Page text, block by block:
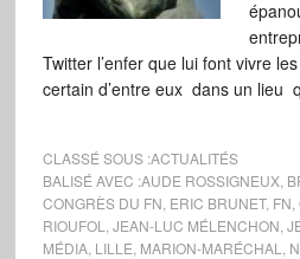
Twitter l’enfer que lui font vivre
certain d’entre eux dans un lieu
CLASSÉ SOUS :ACTUALITÉS
BALISÉ AVEC :AUDE ROSSIGNEUX,
CONGRÈS DU FN ERIC BRUNET, FN
RIOUFOL
JEAN-LUC MÉLENCHON
MÉDIA, LILLE MARION-MARÉCHAL